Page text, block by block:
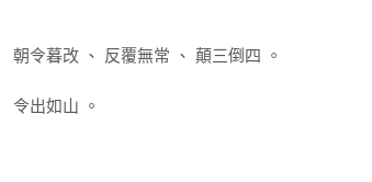
朝令暮改 、 反覆無常 、 顛三倒四 。
令出如山 。